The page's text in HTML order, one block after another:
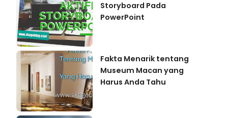
Storyboard Pada
PowerPoint
Fakta Menarik tentang
Museum Macan yang
Harus Anda Tahu